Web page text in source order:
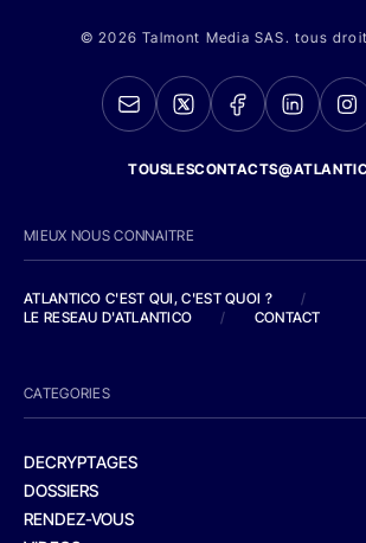
© 2026 Talmont Media SAS. tous
MIEUX NOUS CONNAITRE
ATLANTICO C'EST QUI, C'EST QUOI ?
/
LE RESEAU D'ATLANTICO
/ CONTACT
CATEGORIES
DECRYPTAGES
DOSSIERS
RENDEZ-VOUS